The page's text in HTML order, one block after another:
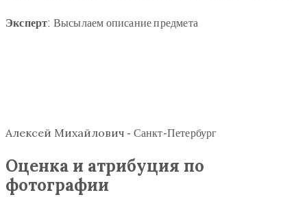
Эксперт: Высылаем описание предмета
Алексей Михайлович - Санкт-Петербург
Оценка и атрибуция по
фотографии